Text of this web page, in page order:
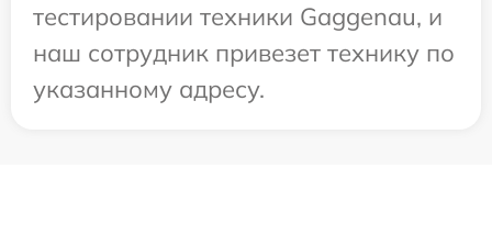
тестировании техники Gaggenau, и
наш сотрудник привезет технику по
указанному адресу.